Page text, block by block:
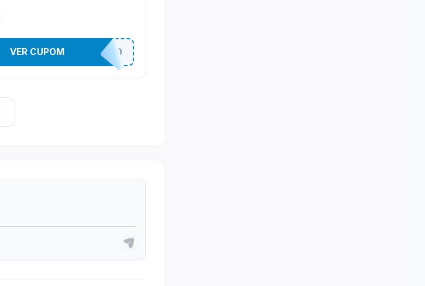
VNOXVHJFD
VER CUPOM